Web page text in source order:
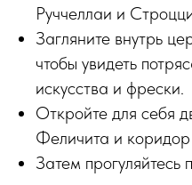
Руччеллаи и
Загляните внутрь
чтобы увидеть
искусства и фрески.
Откройте для себя
Феличита и
Затем прогуляйтесь